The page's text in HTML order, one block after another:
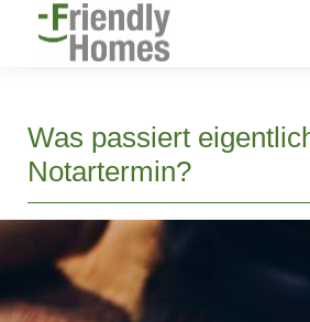
Was passiert
Notartermin?